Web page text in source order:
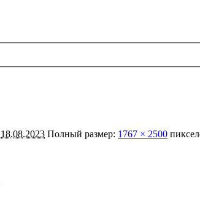
18.08.2023 Полный размер: 1767 × 2500